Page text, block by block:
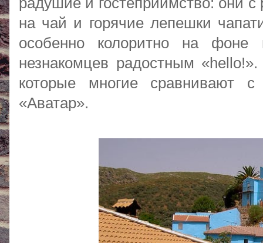
на чай и горячие лепешки
особенно колоритно на фоне
незнакомцев радостным
которые многие сравнивают
«Аватар».